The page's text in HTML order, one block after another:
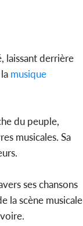
laissant derrière
musique
du peuple,
musicales. Sa
ses chansons
la scène musicale